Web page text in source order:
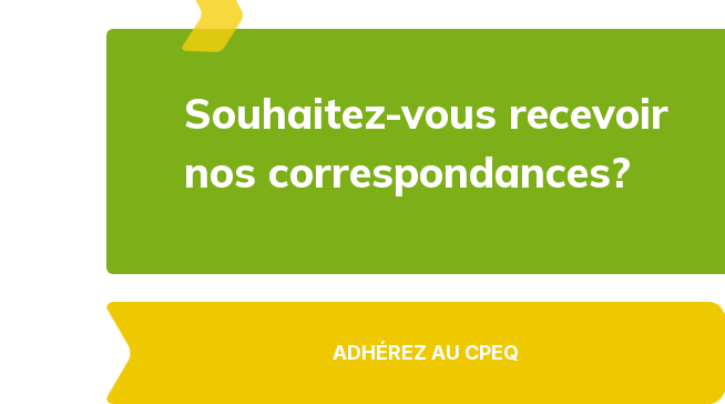
Souhaitez-vous recevoir
nos correspondances?
ADHÉREZ AU CPEQ